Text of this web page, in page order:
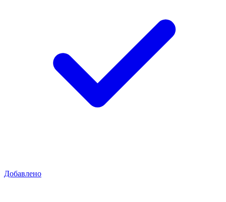
Добавлено